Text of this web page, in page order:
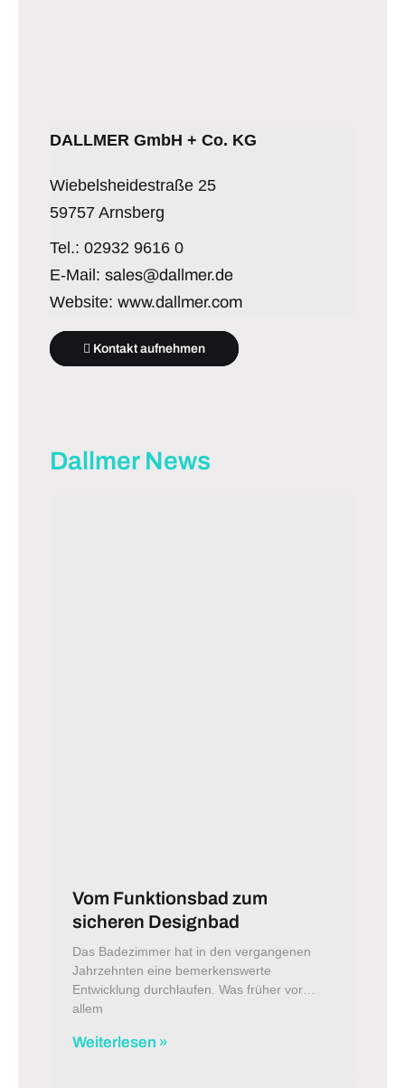
DALLMER GmbH + Co. KG
Wiebelsheidestraße 25
59757 Arnsberg
Tel.: 02932 9616 0
E-Mail: sales@dallmer.de
Website: www.dallmer.com
Kontakt aufnehmen
Dallmer News
Vom Funktionsbad zum
sicheren Designbad
Das Badezimmer hat in den vergangenen
Jahrzehnten eine bemerkenswerte
Entwicklung durchlaufen. Was früher vor
allem
Weiterlesen »